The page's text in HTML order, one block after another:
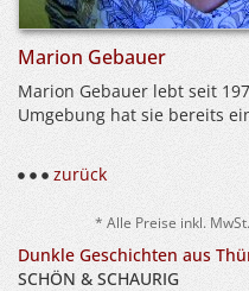
Marion Gebauer
Marion Gebauer lebt seit
Umgebung hat sie bereits
zurück
* Alle Preise inkl.
Dunkle Geschichten aus
SCHÖN & SCHAURIG